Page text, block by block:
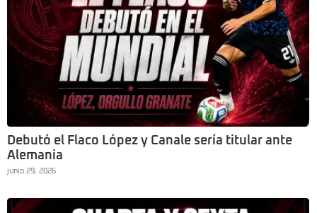
Debutó el Flaco López y Canale sería titular ante
Alemania
junio 29, 2026